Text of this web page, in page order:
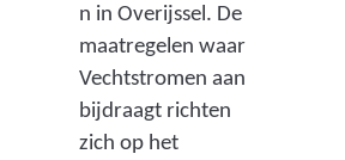
n in Overijssel. De
maatregelen waar
Vechtstromen aan
bijdraagt richten
zich op het